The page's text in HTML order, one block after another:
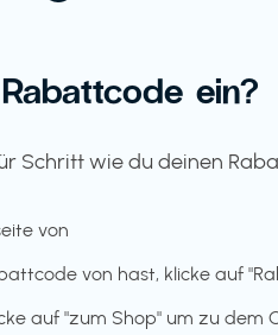
ein?
Schritt wie du deinen
von
von hast, klicke auf
auf "zum Shop" um zu dem